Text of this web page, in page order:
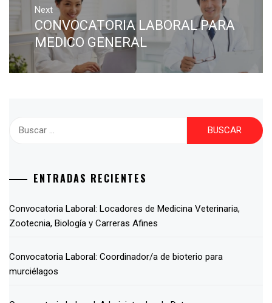
Next
CONVOCATORIA LABORAL PARA
MEDICO GENERAL
ENTRADAS RECIENTES
Convocatoria Laboral: Locadores de Medicina Veterinaria,
Zootecnia, Biología y Carreras Afines
Convocatoria Laboral: Coordinador/a de bioterio para
murciélagos